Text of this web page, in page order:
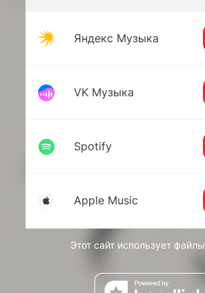
Яндекс Музыка
VK Музыка
Spotify
Apple Music
Этот сайт использует файлы